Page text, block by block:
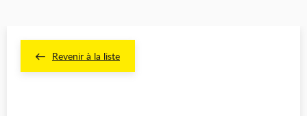
Revenir à la liste